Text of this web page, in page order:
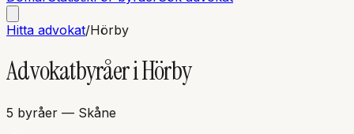
Hitta advokat/Hörby
Advokatbyråer iHörby
5 byråer — Skåne